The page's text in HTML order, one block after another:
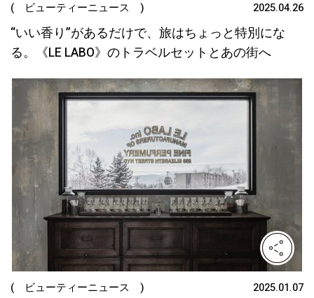
( ビューティーニュース ) 2025.04.26
“いい香り”があるだけで、旅はちょっと特別にな
る。《LE LABO》のトラベルセットとあの街へ
( ビューティーニュース ) 2025.01.07